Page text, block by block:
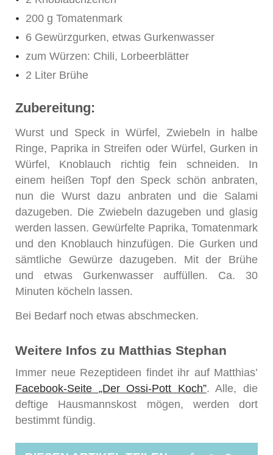
200 g Tomatenmark
6 Gewürzgurken, etwas Gurkenwasser
zum Würzen: Chili, Lorbeerblätter
2 Liter Brühe
Zubereitung:
Wurst und Speck in Würfel, Zwiebeln in halbe
Ringe, Paprika in Streifen oder Würfel, Gurken in
Würfel, Knoblauch richtig fein schneiden. In
einem heißen Topf den Speck schön anbraten,
nun die Wurst dazu anbraten und die Salami
dazugeben. Die Zwiebeln dazugeben und glasig
werden lassen. Gewürfelte Paprika, Tomatenmark
und den Knoblauch hinzufügen. Die Gurken und
sämtliche Gewürze dazugeben. Mit der Brühe
und etwas Gurkenwasser auffüllen. Ca. 30
Minuten köcheln lassen.
Bei Bedarf noch etwas abschmecken.
Weitere Infos zu Matthias Stephan
Immer neue Rezeptideen findet ihr auf Matthias’
Facebook-Seite „Der Ossi-Pott Koch”. Alle, die
deftige Hausmannskost mögen, werden dort
bestimmt fündig.